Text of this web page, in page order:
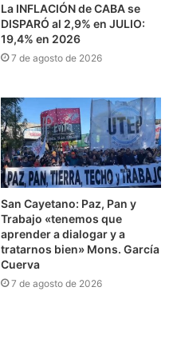
La INFLACIÓN de CABA se
DISPARÓ al 2,9% en JULIO:
19,4% en 2026
7 de agosto de 2026
San Cayetano: Paz, Pan y
Trabajo «tenemos que
aprender a dialogar y a
tratarnos bien» Mons. García
Cuerva
7 de agosto de 2026